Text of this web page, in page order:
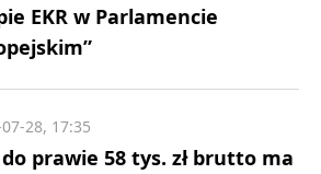
EKR w Parlamencie
do prawie 58 tys. zł brutto ma
28, 17:35